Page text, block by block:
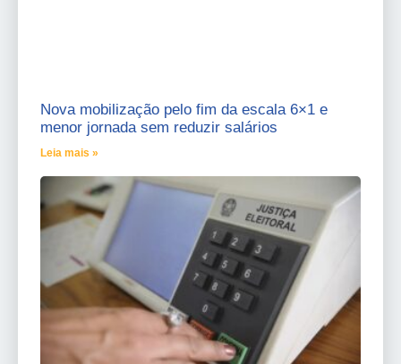
Nova mobilização pelo fim da escala 6×1 e
menor jornada sem reduzir salários
Leia mais »